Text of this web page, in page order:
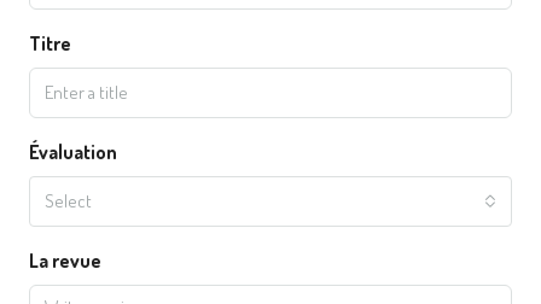
Titre
Évaluation
Select
La revue